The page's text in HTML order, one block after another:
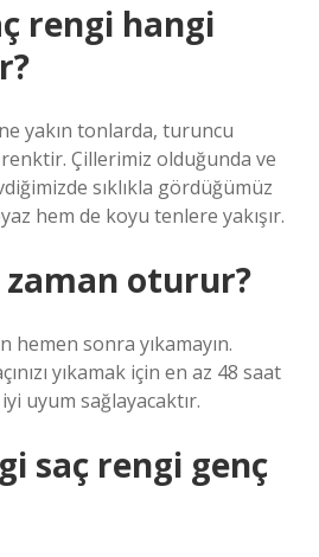
rengi hangi
yakın tonlarda, turuncu
Çillerimiz olduğunda ve
sıklıkla gördüğümüz
hem de koyu tenlere yakışır.
zaman oturur?
hemen sonra yıkamayın.
yıkamak için en az 48 saat
uyum sağlayacaktır.
saç rengi genç